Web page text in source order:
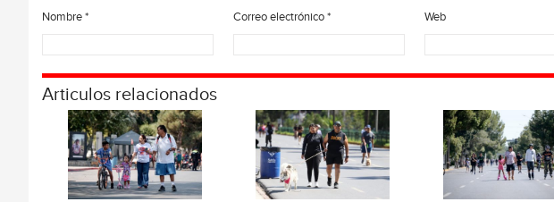
Nombre* Correo electrónico* Web
Articulos relacionados